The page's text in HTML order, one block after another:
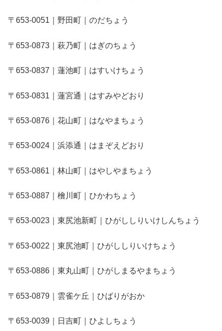
〒653-0051｜野田町｜のだちょう
〒653-0873｜萩乃町｜はぎのちょう
〒653-0837｜蓮池町｜はすいけちょう
〒653-0831｜蓮宮通｜はすみやどおり
〒653-0876｜花山町｜はなやまちょう
〒653-0024｜浜添通｜はまぞえどおり
〒653-0861｜林山町｜はやしやまちょう
〒653-0887｜檜川町｜ひかわちょう
〒653-0023｜東尻池新町｜ひがししりいけしんちょう
〒653-0022｜東尻池町｜ひがししりいけちょう
〒653-0886｜東丸山町｜ひがしまるやまちょう
〒653-0879｜雲雀ケ丘｜ひばりがおか
〒653-0039｜日吉町｜ひよしちょう